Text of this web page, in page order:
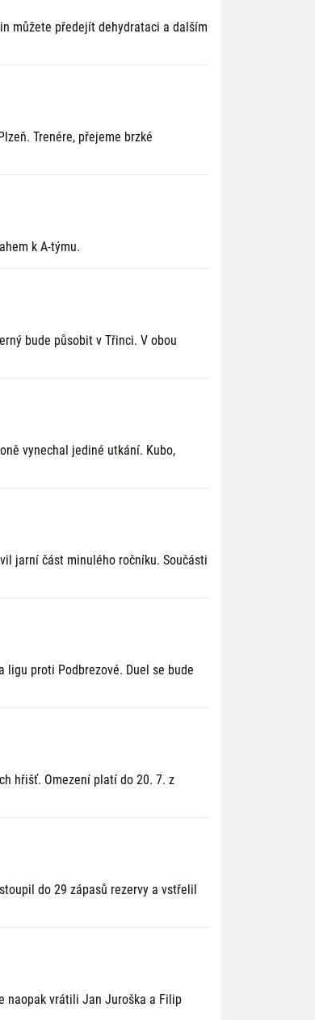
můžete předejít dehydrataci a dalším
Trenére, přejeme brzké
k A-týmu.
bude působit v Třinci. V obou
vynechal jediné utkání. Kubo,
jarní část minulého ročníku. Součásti
ligu proti Podbrezové. Duel se bude
hřišť. Omezení platí do 20. 7. z
do 29 zápasů rezervy a vstřelil
naopak vrátili Jan Juroška a Filip